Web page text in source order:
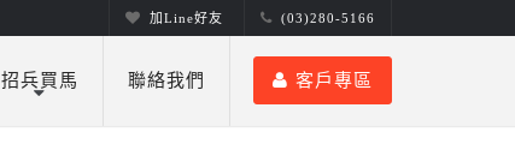
加Line好友 (03)280-5166
招兵買馬 聯絡我們 客戶專區